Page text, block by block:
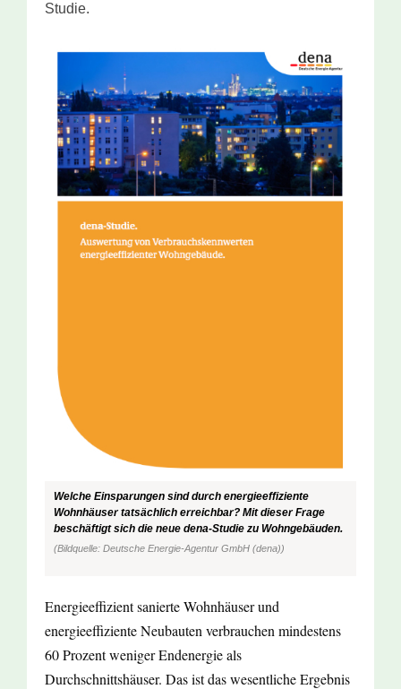
Studie.
Welche Einsparungen sind durch energieeffiziente
Wohnhäuser tatsächlich erreichbar? Mit dieser Frage
beschäftigt sich die neue dena-Studie zu Wohngebäuden.
(Bildquelle: Deutsche Energie-Agentur GmbH (dena))
Energieeffizient sanierte Wohnhäuser und
energieeffiziente Neubauten verbrauchen mindestens
60 Prozent weniger Endenergie als
Durchschnittshäuser. Das ist das wesentliche Ergebnis